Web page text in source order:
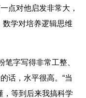
点对他启发非常大，
数学对培养逻辑思维
笔字写得非常工整、
话，水平很高。“当
等到后来我搞科学